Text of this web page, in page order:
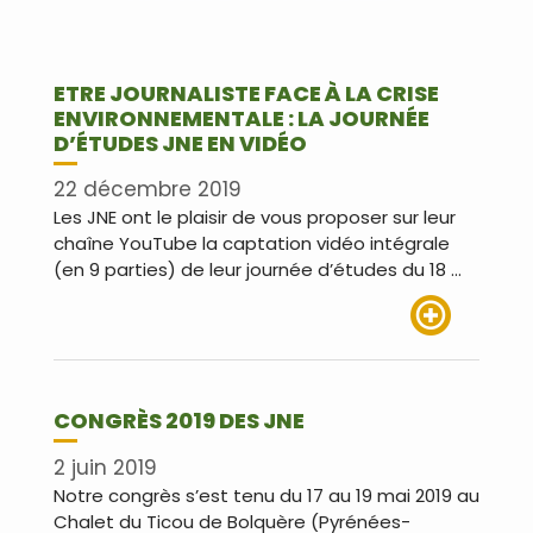
ETRE JOURNALISTE FACE À LA CRISE
ENVIRONNEMENTALE : LA JOURNÉE
D’ÉTUDES JNE EN VIDÉO
22 décembre 2019
Les JNE ont le plaisir de vous proposer sur leur
chaîne YouTube la captation vidéo intégrale
(en 9 parties) de leur journée d’études du 18 …
CONGRÈS 2019 DES JNE
2 juin 2019
Notre congrès s’est tenu du 17 au 19 mai 2019 au
Chalet du Ticou de Bolquère (Pyrénées-